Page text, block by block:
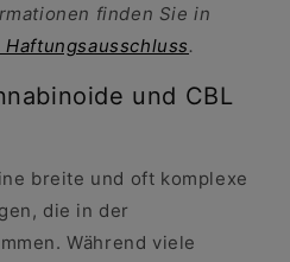
finden Sie in
.
und CBL
breite und oft komplexe
die in der
Während viele